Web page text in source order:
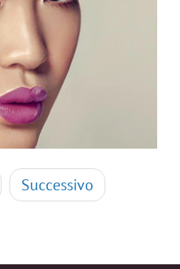
Successivo